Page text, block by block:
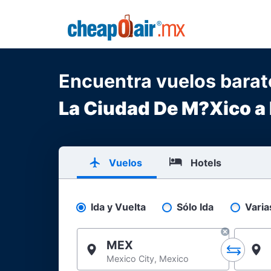
Encuentra vuelos
La Ciudad De M?Xico a
Vuelos Hotels
Pick your flight type
Ida y Vuelta Sólo Ida
MEX
Mexico City, Mexico